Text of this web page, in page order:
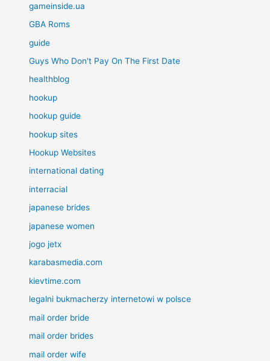
gameinside.ua
GBA Roms
guide
Guys Who Don't Pay On The First Date
healthblog
hookup
hookup guide
hookup sites
Hookup Websites
international dating
interracial
japanese brides
japanese women
jogo jetx
karabasmedia.com
kievtime.com
legalni bukmacherzy internetowi w polsce
mail order bride
mail order brides
mail order wife